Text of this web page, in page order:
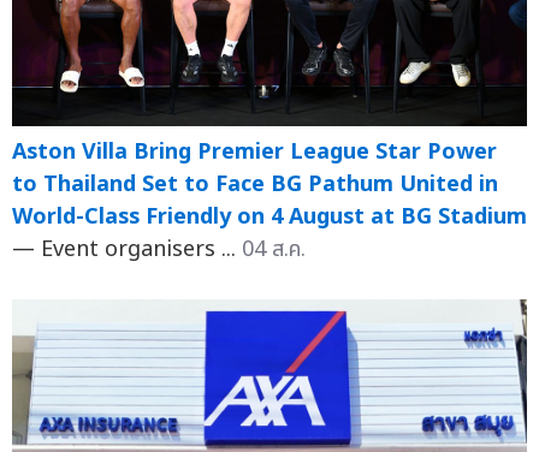
Aston Villa Bring Premier League Star Power
to Thailand Set to Face BG Pathum United in
World-Class Friendly on 4 August at BG Stadium
— Event organisers ... 04 ส.ค.